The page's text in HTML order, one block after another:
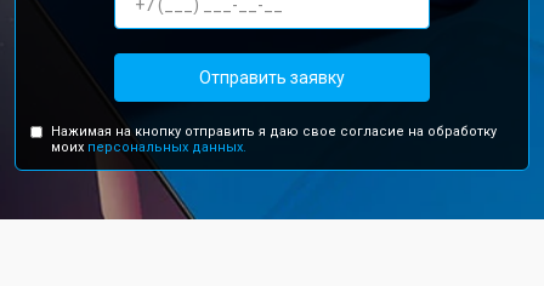
Отправить заявку
Нажимая на кнопку отправить я даю свое согласие на обработку
моих персональных данных.